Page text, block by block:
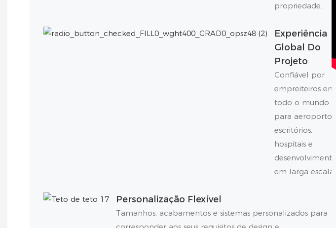
propriedade.
Experiência
Global Do
Projeto
Confiável por
empreiteiros em
todo o mundo
para aeroportos,
escritórios,
hospitais e
desenvolvimentos
em larga escala.
Personalização Flexível
Tamanhos, acabamentos e sistemas personalizados para